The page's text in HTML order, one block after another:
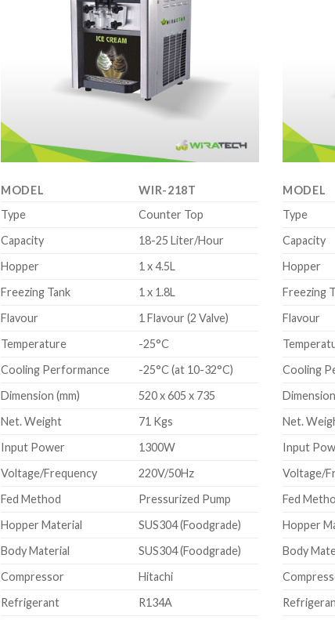
MODEL
WIR-218T
Type
Counter Top
Capacity
18-25 Liter/Hour
Hopper
1 x 4.5L
Freezing Tank
1 x 1.8L
Flavour
1 Flavour (2 Valve)
Temperature
-25°C
Cooling Performance
-25°C (at 10-32°C)
Dimension (mm)
520 x 605 x 735
Net. Weight
71 Kgs
Input Power
1300W
Voltage/Frequency
220V/50Hz
Fed Method
Pressurized Pump
Hopper Material
SUS304 (Foodgrade)
Body Material
SUS304 (Foodgrade)
Compressor
Hitachi
Refrigerant
R134A
MODEL
Type
Capacity
Hopper
Freezing
Flavour
Cooling
Net.
Input
Voltage/
Fed
Hopper
Body